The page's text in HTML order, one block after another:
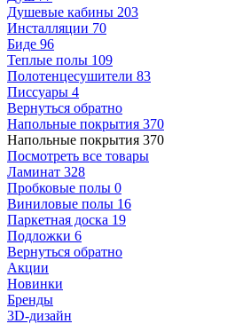
Душевые кабины 203
Инсталляции 70
Биде 96
Теплые полы 109
Полотенцесушители 83
Писсуары 4
Вернуться обратно
Напольные покрытия 370
Напольные покрытия 370
Посмотреть все товары
Ламинат 328
Пробковые полы 0
Виниловые полы 16
Паркетная доска 19
Подложки 6
Вернуться обратно
Акции
Новинки
Бренды
3D-дизайн